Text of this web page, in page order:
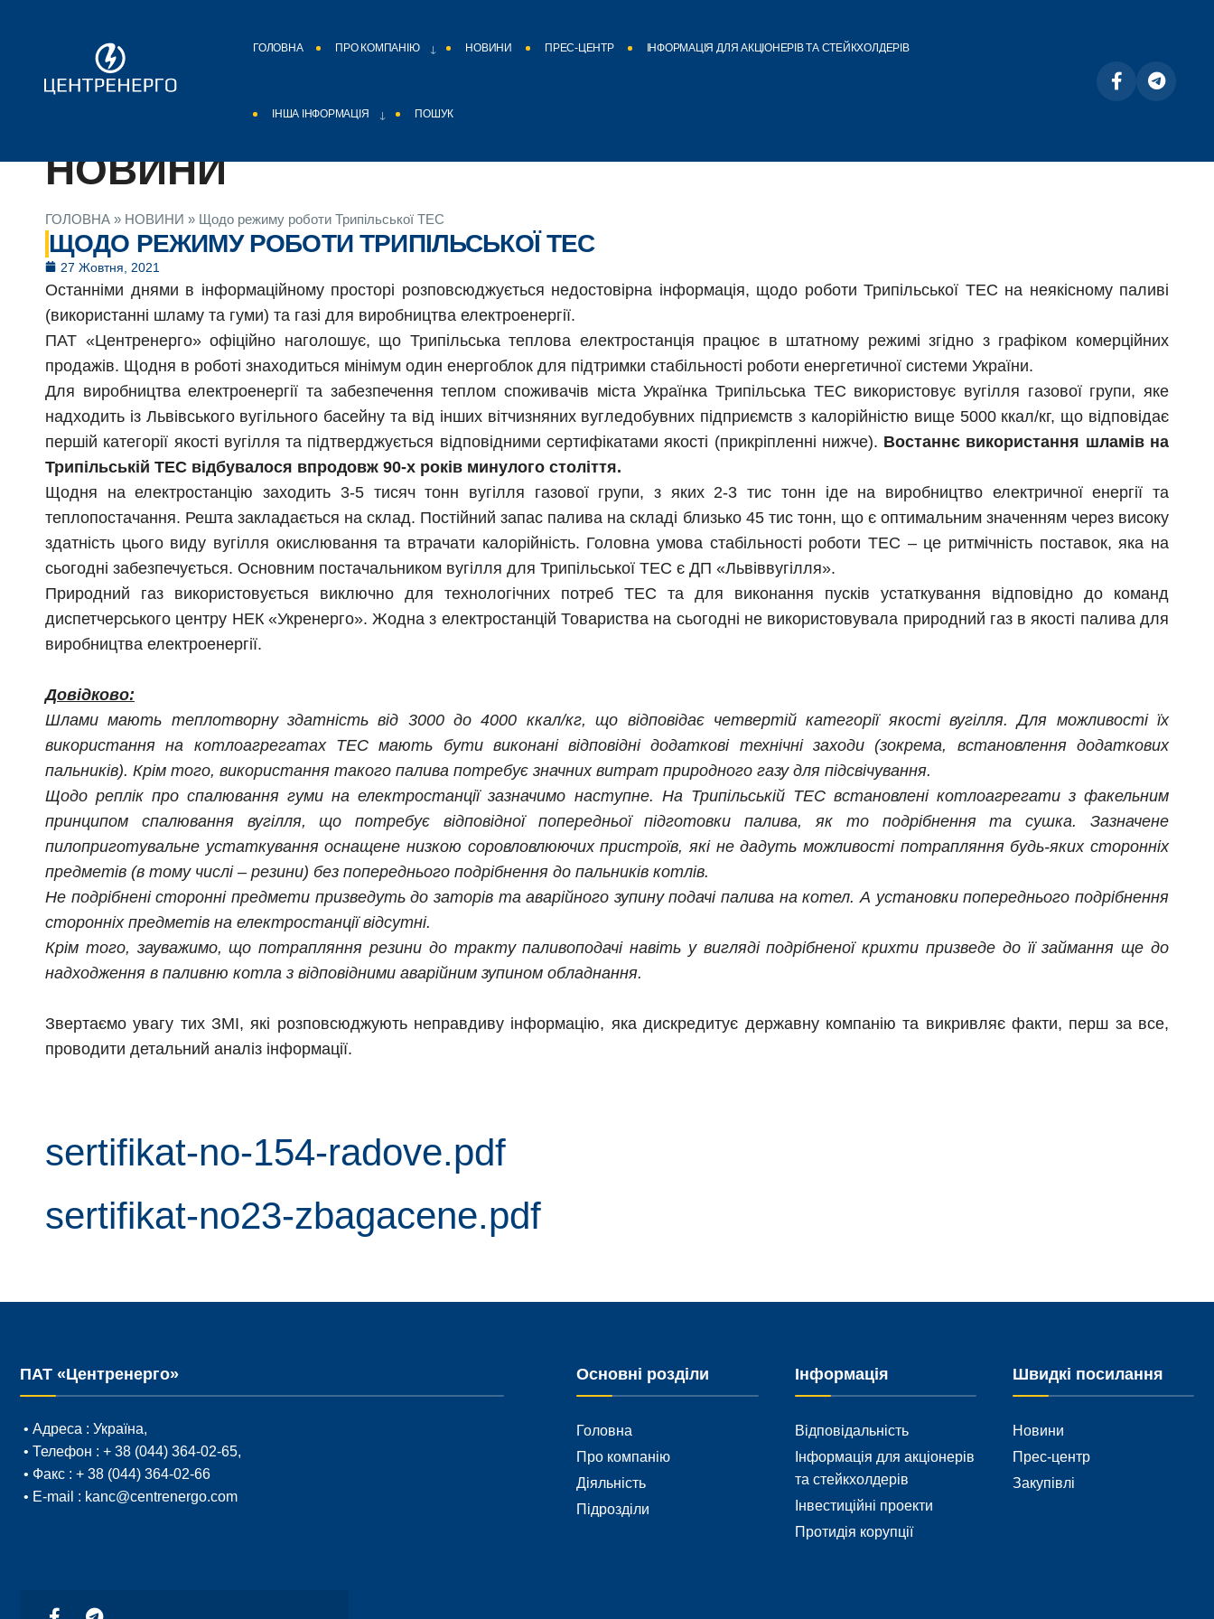
ГОЛОВНА ПРО КОМПАНІЮ НОВИНИ ПРЕС-ЦЕНТР ІНФОРМАЦІЯ ДЛЯ АКЦІОНЕРІВ ТА СТЕЙКХОЛДЕРІВ
ІНША ІНФОРМАЦІЯ ПОШУК
НОВИНИ
ГОЛОВНА » НОВИНИ » Щодо режиму роботи Трипільської ТЕС
ЩОДО РЕЖИМУ РОБОТИ ТРИПІЛЬСЬКОЇ ТЕС
27 Жовтня, 2021
Останніми днями в інформаційному просторі розповсюджується недостовірна інформація, щодо роботи Трипільської ТЕС на неякісному паливі
(використанні шламу та гуми) та газі для виробництва електроенергії.
ПАТ «Центренерго» офіційно наголошує, що Трипільська теплова електростанція працює в штатному режимі згідно з графіком комерційних
продажів. Щодня в роботі знаходиться мінімум один енергоблок для підтримки стабільності роботи енергетичної системи України.
Для виробництва електроенергії та забезпечення теплом споживачів міста Українка Трипільська ТЕС використовує вугілля газової групи, яке
надходить із Львівського вугільного басейну та від інших вітчизняних вугледобувних підприємств з калорійністю вище 5000 ккал/кг, що відповідає
першій категорії якості вугілля та підтверджується відповідними сертифікатами якості (прикріпленні нижче). Востаннє використання шламів на
Трипільській ТЕС відбувалося впродовж 90-х років минулого століття.
Щодня на електростанцію заходить 3-5 тисяч тонн вугілля газової групи, з яких 2-3 тис тонн іде на виробництво електричної енергії та
теплопостачання. Решта закладається на склад. Постійний запас палива на складі близько 45 тис тонн, що є оптимальним значенням через високу
здатність цього виду вугілля окислювання та втрачати калорійність. Головна умова стабільності роботи ТЕС – це ритмічність поставок, яка на
сьогодні забезпечується. Основним постачальником вугілля для Трипільської ТЕС є ДП «Львіввугілля».
Природний газ використовується виключно для технологічних потреб ТЕС та для виконання пусків устаткування відповідно до команд
диспетчерського центру НЕК «Укренерго». Жодна з електростанцій Товариства на сьогодні не використовувала природний газ в якості палива для
виробництва електроенергії.
Довідково:
Шлами мають теплотворну здатність від 3000 до 4000 ккал/кг, що відповідає четвертій категорії якості вугілля. Для можливості їх
використання на котлоагрегатах ТЕС мають бути виконані відповідні додаткові технічні заходи (зокрема, встановлення додаткових
пальників). Крім того, використання такого палива потребує значних витрат природного газу для підсвічування.
Щодо реплік про спалювання гуми на електростанції зазначимо наступне. На Трипільській ТЕС встановлені котлоагрегати з факельним
принципом спалювання вугілля, що потребує відповідної попередньої підготовки палива, як то подрібнення та сушка. Зазначене
пилоприготувальне устаткування оснащене низкою соровловлюючих пристроїв, які не дадуть можливості потрапляння будь-яких сторонніх
предметів (в тому числі – резини) без попереднього подрібнення до пальників котлів.
Не подрібнені сторонні предмети призведуть до заторів та аварійного зупину подачі палива на котел. А установки попереднього подрібнення
сторонніх предметів на електростанції відсутні.
Крім того, зауважимо, що потрапляння резини до тракту паливоподачі навіть у вигляді подрібненої крихти призведе до її займання ще до
надходження в паливню котла з відповідними аварійним зупином обладнання.
Звертаємо увагу тих ЗМІ, які розповсюджують неправдиву інформацію, яка дискредитує державну компанію та викривляє факти, перш за все,
проводити детальний аналіз інформації.
sertifikat-no-154-radove.pdf
sertifikat-no23-zbagacene.pdf
ПАТ «Центренерго»
• Адреса : Україна,
• Телефон : + 38 (044) 364-02-65,
• Факс : + 38 (044) 364-02-66
• E-mail : kanc@centrenergo.com
Основні розділи
Головна
Про компанію
Діяльність
Підрозділи
Інформація
Відповідальність
Інформація для акціонерів
та стейкхолдерів
Інвестиційні проекти
Протидія корупції
Швидкі посилання
Новини
Прес-центр
Закупівлі